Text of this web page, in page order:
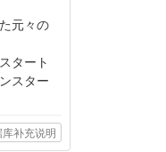
元々の
タート
スター
补充说明